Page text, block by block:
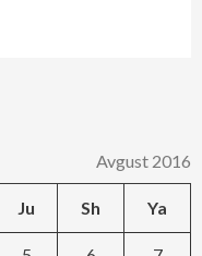
Avgust 2016
Ju Sh Ya